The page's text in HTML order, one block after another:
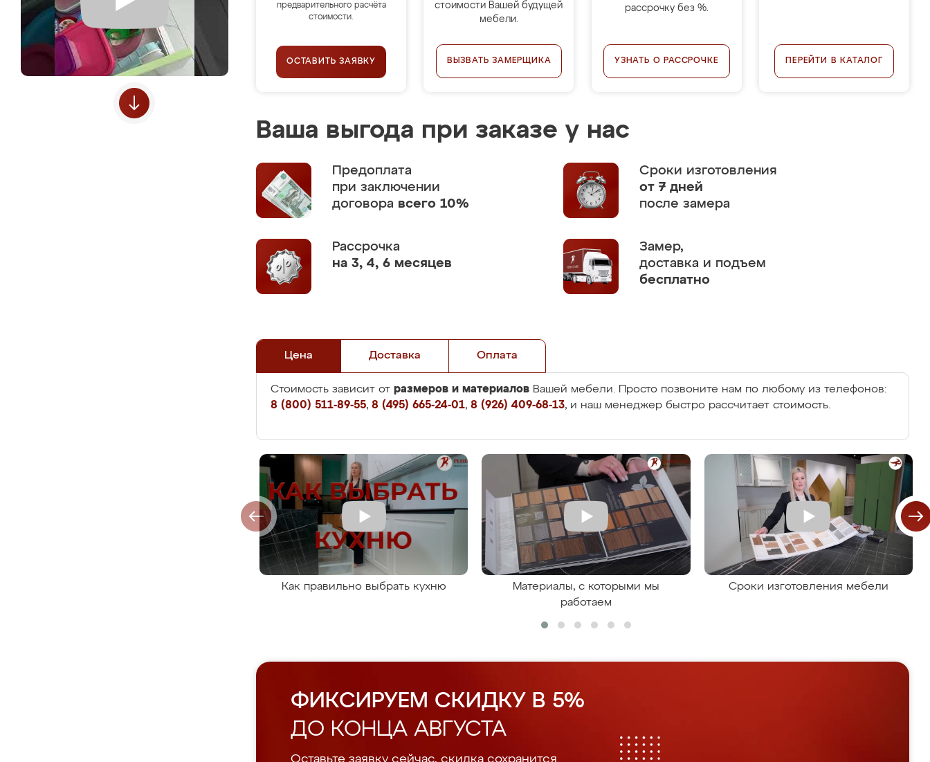
предварительного расчёта
стоимости.
ОСТАВИТЬ ЗАЯВКУ
стоимости Вашей будущей
мебели.
ВЫЗВАТЬ ЗАМЕРЩИКА
рассрочку без %.
УЗНАТЬ О РАССРОЧКЕ ПЕРЕЙТИ В КАТАЛОГ
Ваша выгода при заказе у нас
Предоплата
при заключении
договора всего 10%
Сроки изготовления
от 7 дней
после замера
Рассрочка
на 3, 4, 6 месяцев
Замер,
доставка и подъем
бесплатно
Цена Доставка Оплата
Стоимость зависит от размеров и материалов Вашей мебели. Просто позвоните нам по любому из телефонов:
8 (800) 511-89-55, 8 (495) 665-24-01, 8 (926) 409-68-13, и наш менеджер быстро рассчитает стоимость.
Как правильно выбрать кухню
Материалы, с которыми мы
работаем
Сроки изготовления мебели
ФИКСИРУЕМ СКИДКУ В 5%
ДО КОНЦА АВГУСТА
Оставьте заявку сейчас, скидка сохранится.